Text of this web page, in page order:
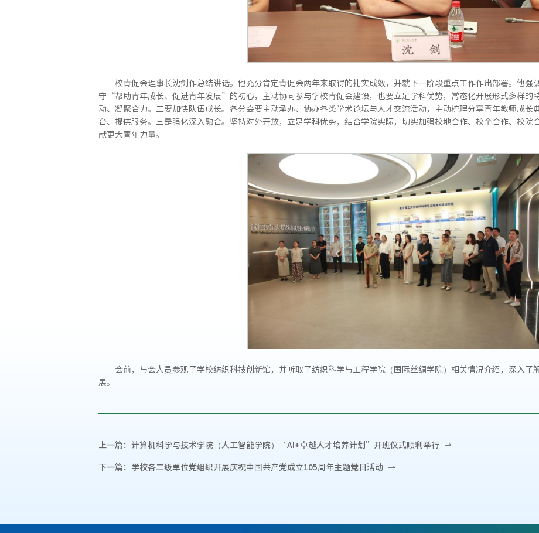
校青促会理事长沈剑作总结讲话。他充分肯定青促会两年来取得的扎实成效，并就下一阶段重点工作作出部署。他强
守“帮助青年成长、促进青年发展”的初心，主动协同参与学校青促会建设，也要立足学科优势，常态化开展形式多样的
动、凝聚合力。二要加快队伍成长。各分会要主动承办、协办各类学术论坛与人才交流活动，主动梳理分享青年教师成长
台、提供服务。三是强化深入融合。坚持对外开放，立足学科优势，结合学院实际，切实加强校地合作、校企合作、校院
献更大青年力量。
会前，与会人员参观了学校纺织科技创新馆，并听取了纺织科学与工程学院（国际丝绸学院）相关情况介绍，深入了
展。
上一篇： 计算机科学与技术学院（人工智能学院）“AI+卓越人才培养计划”开班仪式顺利举行
下一篇： 学校各二级单位党组织开展庆祝中国共产党成立105周年主题党日活动